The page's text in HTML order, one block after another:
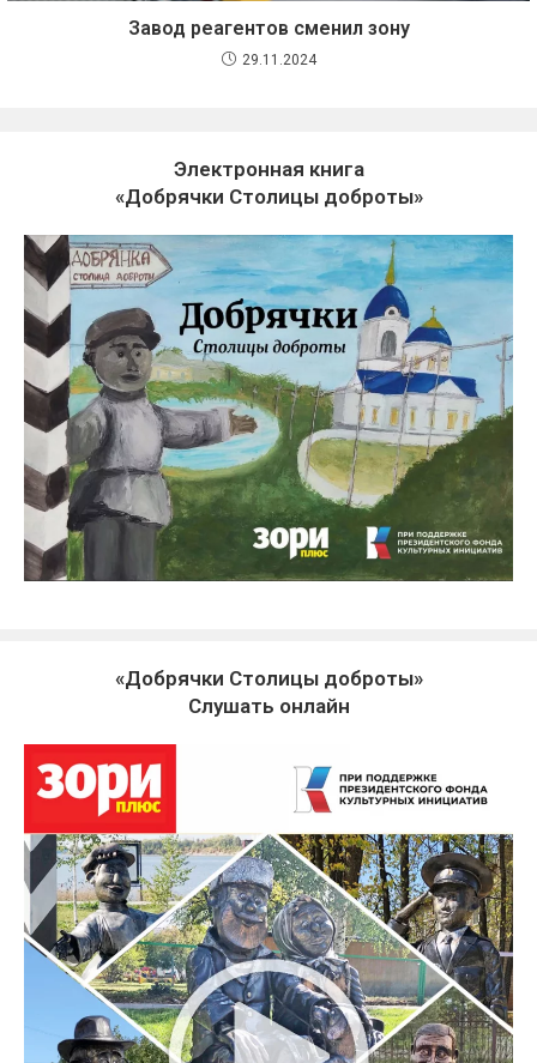
Завод реагентов сменил зону
29.11.2024
Электронная книга
«Добрячки Столицы доброты»
«Добрячки Столицы доброты»
Слушать онлайн